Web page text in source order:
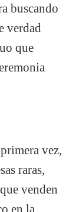
buscando
verdad
que
vez,
raras,
venden
en la